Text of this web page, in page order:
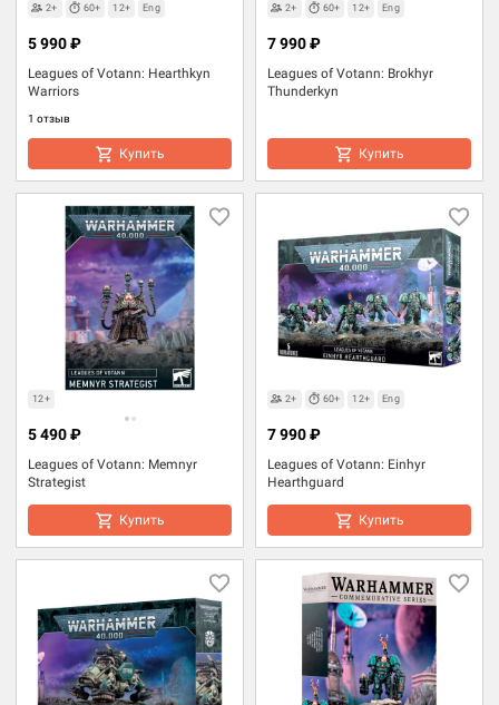
2+ 60+ 12+ Eng
Leagues of Votann: Hearthkyn
Warriors
1 отзыв
5 990 ₽
Купить
2+ 60+ 12+ Eng
Leagues of Votann: Brokhyr
Thunderkyn
7 990 ₽
Купить
12+
Leagues of Votann: Memnyr
Strategist
5 490 ₽
Купить
2+ 60+ 12+ Eng
Leagues of Votann: Einhyr
Hearthguard
7 990 ₽
Купить